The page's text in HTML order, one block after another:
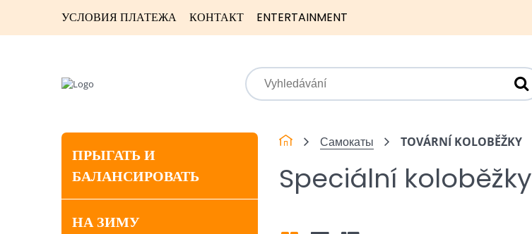
УСЛОВИЯ ПЛАТЕЖА КОНТАКТ ENTERTAINMENT
ПРЫГАТЬ И
БАЛАНСИРОВАТЬ
НА ЗИМУ
Самокаты TOVÁRNÍ KOLOBĚŽKY
Speciální koloběžky